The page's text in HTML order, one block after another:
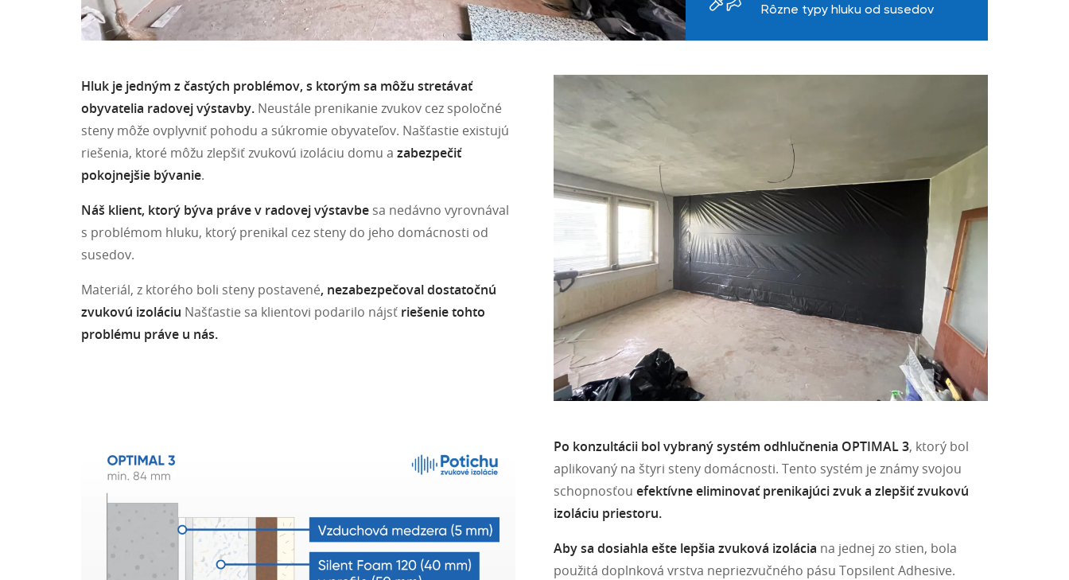
Rôzne typy hluku od susedov
Hluk je jedným z častých problémov, s ktorým sa môžu stretávať
obyvatelia radovej výstavby. Neustále prenikanie zvukov cez spoločné
steny môže ovplyvniť pohodu a súkromie obyvateľov. Našťastie existujú
riešenia, ktoré môžu zlepšiť zvukovú izoláciu domu a zabezpečiť
pokojnejšie bývanie.
Náš klient, ktorý býva práve v radovej výstavbe sa nedávno vyrovnával
s problémom hluku, ktorý prenikal cez steny do jeho domácnosti od
susedov.
Materiál, z ktorého boli steny postavené, nezabezpečoval dostatočnú
zvukovú izoláciu Našťastie sa klientovi podarilo nájsť riešenie tohto
problému práve u nás.
Po konzultácii bol vybraný systém odhlučnenia OPTIMAL 3, ktorý bol
aplikovaný na štyri steny domácnosti. Tento systém je známy svojou
schopnosťou efektívne eliminovať prenikajúci zvuk a zlepšiť zvukovú
izoláciu priestoru.
Aby sa dosiahla ešte lepšia zvuková izolácia na jednej zo stien, bola
použitá doplnková vrstva nepriezvučného pásu Topsilent Adhesive.